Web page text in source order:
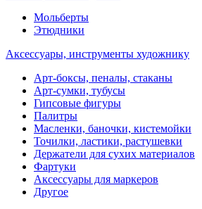
Мольберты
Этюдники
Аксессуары, инструменты художнику
Арт-боксы, пеналы, стаканы
Арт-сумки, тубусы
Гипсовые фигуры
Палитры
Масленки, баночки, кистемойки
Точилки, ластики, растушевки
Держатели для сухих материалов
Фартуки
Аксессуары для маркеров
Другое